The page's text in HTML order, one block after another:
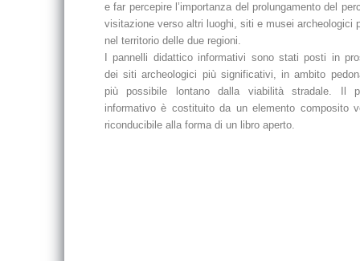
e far percepire l’importanza del prolungamento del
visitazione verso altri luoghi, siti e musei archeologici
nel territorio delle due regioni.
I pannelli didattico informativi sono stati posti in
dei siti archeologici più significativi, in ambito
più possibile lontano dalla viabilità stradale. Il
informativo è costituito da un elemento composito
riconducibile alla forma di un libro aperto.